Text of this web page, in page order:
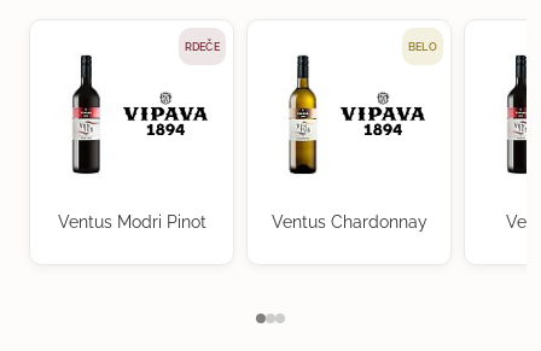
RDEČE
Ventus Modri Pinot
BELO
Ventus Chardonnay